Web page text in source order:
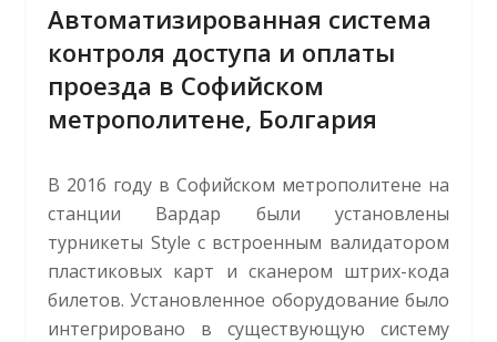
Автоматизированная система
контроля доступа и оплаты
проезда в Софийском
метрополитене, Болгария
В 2016 году в Софийском метрополитене на
станции Вардар были установлены
турникеты Style c встроенным валидатором
пластиковых карт и сканером штрих-кода
билетов. Установленное оборудование было
интегрировано в существующую систему